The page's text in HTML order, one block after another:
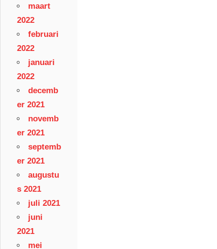
maart
2022
februari
2022
januari
2022
decemb
er 2021
novemb
er 2021
septemb
er 2021
augustu
s 2021
juli 2021
juni
2021
mei